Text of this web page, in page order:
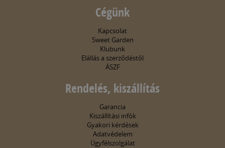
Cégünk
Kapcsolat
Sweet Garden
Klubunk
Elállás a szerződéstől
ÁSZF
Rendelés, kiszállítás
Garancia
Kiszállítási infók
Gyakori kérdések
Adatvédelem
Ügyfélszolgálat